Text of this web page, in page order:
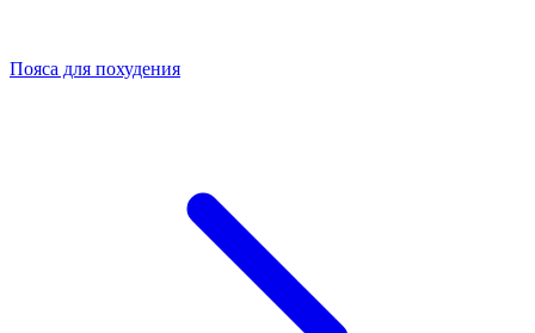
Пояса для похудения